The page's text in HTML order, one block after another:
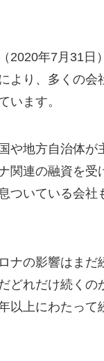
2020年7月31日
より、多くの会
います。
や地方自治体が
関連の融資を受
ついている会社
ナの影響はまだ
どれだけ続くの
以上にわたって